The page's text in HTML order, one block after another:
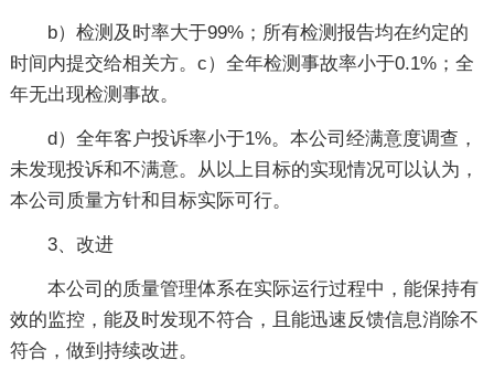
b）检测及时率大于99%；所有检测报告均在约定的
时间内提交给相关方。c）全年检测事故率小于0.1%；全
年无出现检测事故。
d）全年客户投诉率小于1%。本公司经满意度调查，
未发现投诉和不满意。从以上目标的实现情况可以认为，
本公司质量方针和目标实际可行。
3、改进
本公司的质量管理体系在实际运行过程中，能保持有
效的监控，能及时发现不符合，且能迅速反馈信息消除不
符合，做到持续改进。